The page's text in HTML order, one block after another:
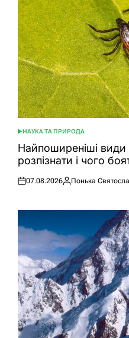
ОПУБЛІКУВАТИ
У
НАУКА ТА ПРИРОДА
Найпоширеніші види
розпізнати і чого
Оприлюднено
07.08.2026
Опубліковано
Понька